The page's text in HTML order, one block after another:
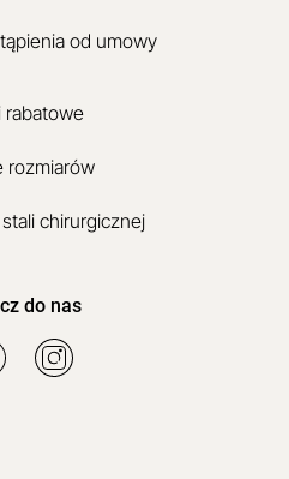
od umowy
rabatowe
rozmiarów
chirurgicznej
do nas